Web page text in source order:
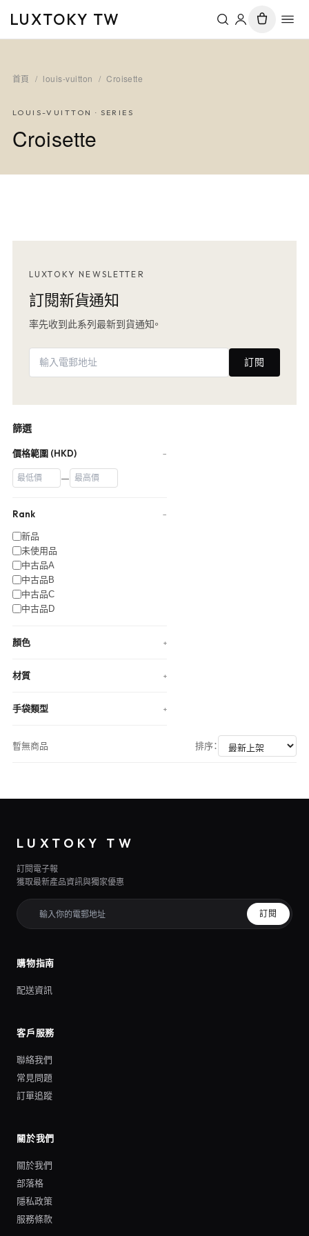
LUXTOKY TW
首頁 / louis-vuitton / Croisette
LOUIS-VUITTON · SERIES
Croisette
LUXTOKY NEWSLETTER
訂閱新貨通知
率先收到此系列最新到貨通知。
訂閱
篩選
價格範圍 (HKD) −
—
Rank −
新品
未使用品
中古品A
中古品B
中古品C
中古品D
顏色 +
材質 +
手袋類型 +
暫無商品 排序：
LUXTOKY TW
訂閱電子報
獲取最新產品資訊與獨家優惠
訂閱
購物指南
配送資訊
客戶服務
聯絡我們
常見問題
訂單追蹤
關於我們
關於我們
部落格
隱私政策
服務條款